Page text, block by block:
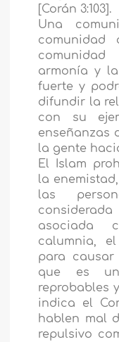
[Corán 3:103].
Una
comunidad
armonía y
fuerte y
difundir la
con su
enseñanzas
la gente
El Islam
la
las
asociada
calumnia,
para
que es
reprobables
indica el
hablen mal
repulsivo